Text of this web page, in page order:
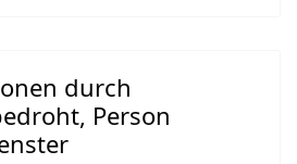
durch
Person